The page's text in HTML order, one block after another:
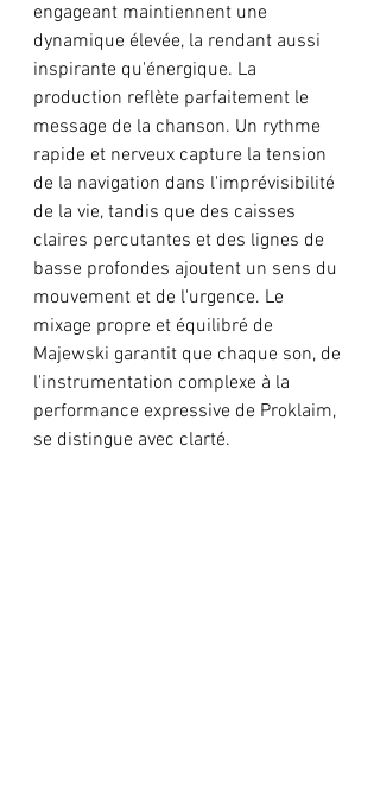
engageant maintiennent une
dynamique élevée, la rendant aussi
inspirante qu'énergique. La
production reflète parfaitement le
message de la chanson. Un rythme
rapide et nerveux capture la tension
de la navigation dans l'imprévisibilité
de la vie, tandis que des caisses
claires percutantes et des lignes de
basse profondes ajoutent un sens du
mouvement et de l'urgence. Le
mixage propre et équilibré de
Majewski garantit que chaque son, de
l'instrumentation complexe à la
performance expressive de Proklaim,
se distingue avec clarté.